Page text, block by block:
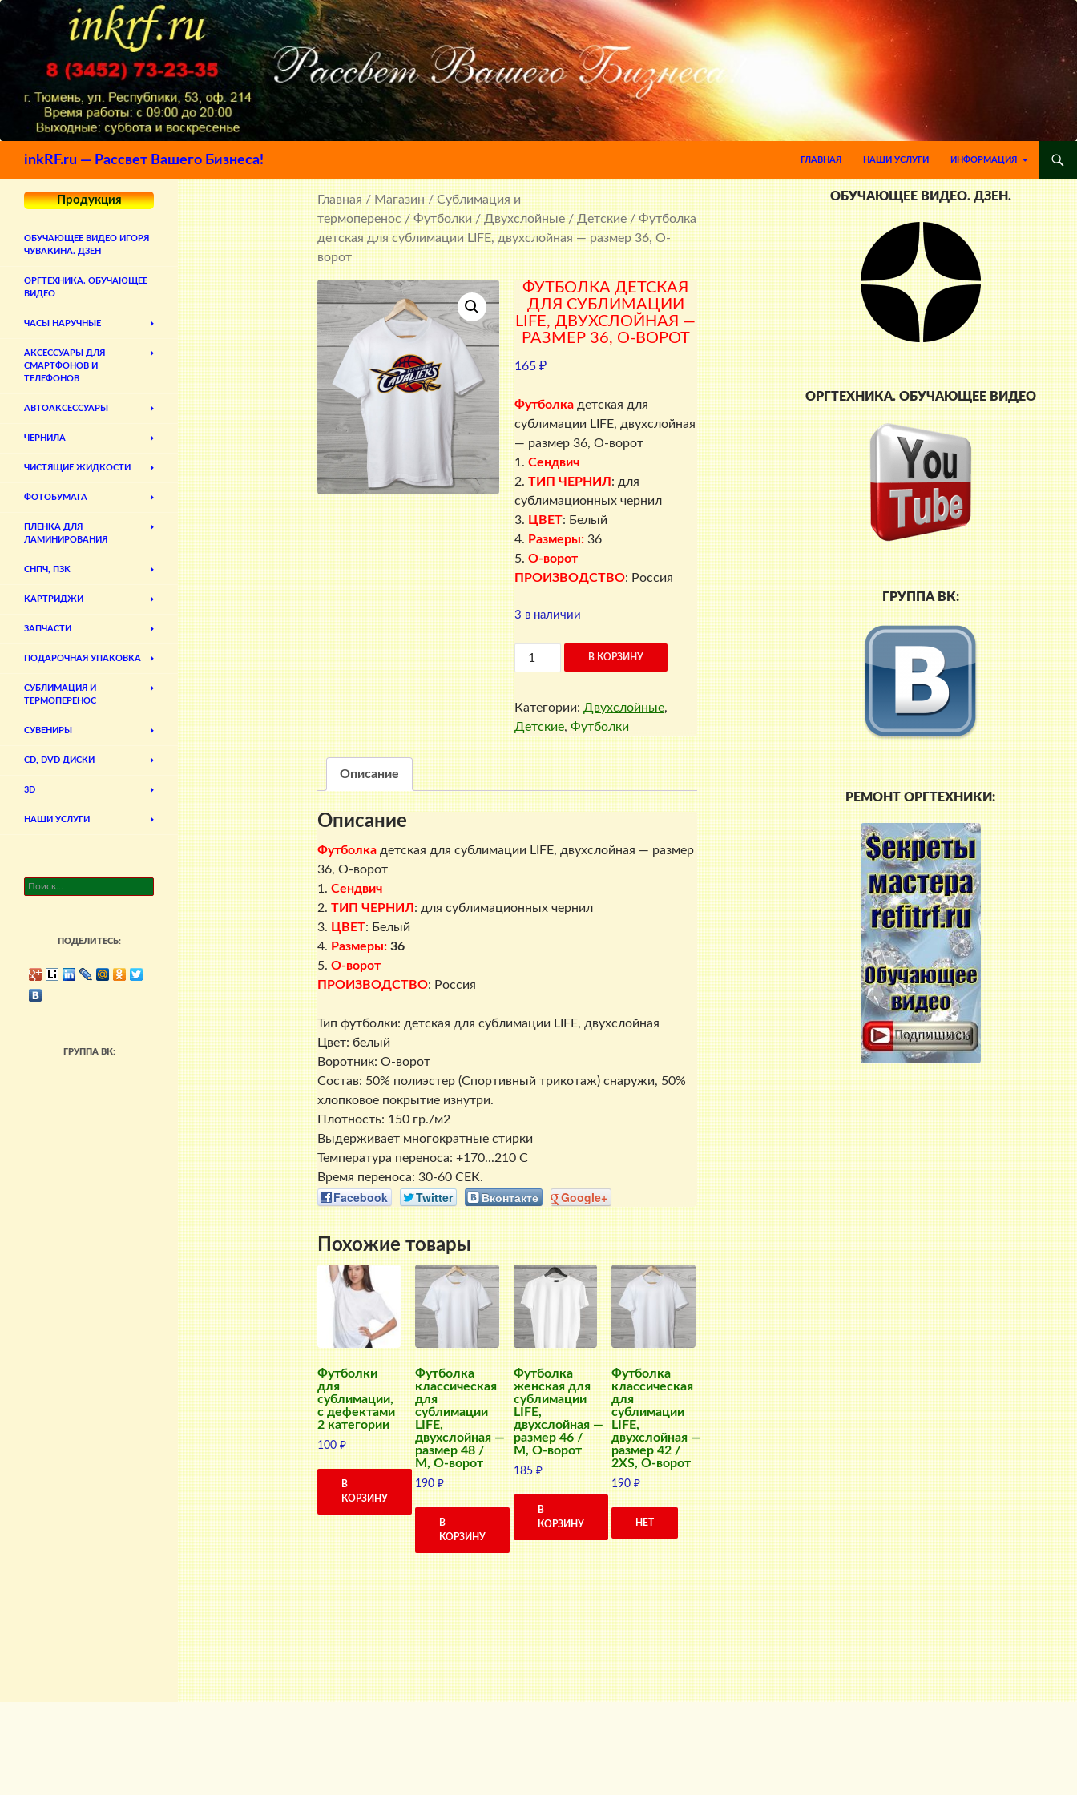
inkRF.ru — Рассвет Вашего Бизнеса!
ГЛАВНАЯ
НАШИ УСЛУГИ ИНФОРМАЦИЯ
Главная/Магазин/Сублимация и
термоперенос/Футболки/Двухслойные/Детские/ Футболка
детская для сублимации LIFE, двухслойная — размер 36, О-
ворот
ФУТБОЛКА ДЕТСКАЯ
ДЛЯ СУБЛИМАЦИИ
LIFE, ДВУХСЛОЙНАЯ —
РАЗМЕР 36, О-ВОРОТ
165₽
Футболка детская для
сублимации LIFE, двухслойная
— размер 36, О-ворот
1.Сендвич
2. ТИП ЧЕРНИЛ : для
сублимационных чернил
3. ЦВЕТ: Белый
4. Размеры: 36
5. О-ворот
ПРОИЗВОДСТВО: Россия
3 в наличии
Количество
товара
Футболка
детская
для
сублимации
LIFE,
двухслойная
-
36,
В КОРЗИНУ
Категории:Двухслойные,
Детские,Футболки
Описание
Описание
Футболкадетская для сублимации LIFE, двухслойная — размер
36, О-ворот
1. Сендвич
2. ТИП ЧЕРНИЛ : для сублимационных чернил
3. ЦВЕТ: Белый
4. Размеры: 36
5. О-ворот
ПРОИЗВОДСТВО: Россия
Тип футболки: детская для сублимации LIFE, двухслойная
Цвет: белый
Воротник: О-ворот
Состав: 50% полиэстер (Спортивный трикотаж) снаружи, 50%
хлопковое покрытие изнутри.
Плотность: 150 гр./м2
Выдерживает многократные стирки
Температура переноса: +170...210 С
Время переноса: 30-60 СЕК.
Facebook Twitter Вконтакте Google+
Похожие товары
Футболки
для
сублимации,
с дефектами
2 категории
100₽
В
КОРЗИНУ
Футболка
классическая
для
сублимации
LIFE,
двухслойная —
размер 48 /
M, О-ворот
190₽
В
КОРЗИНУ
Футболка
женская для
сублимации
LIFE,
двухслойная —
размер 46 /
M, О-ворот
185₽
В
КОРЗИНУ
Футболка
классическая
для
сублимации
LIFE,
двухслойная —
размер 42 /
2XS, О-ворот
190₽
НЕТ
ОБУЧАЮЩЕЕ ВИДЕО. ДЗЕН.
ОРГТЕХНИКА. ОБУЧАЮЩЕЕ ВИДЕО
ГРУППА ВК:
РЕМОНТ ОРГТЕХНИКИ:
Продукция
ОБУЧАЮЩЕЕ ВИДЕО ИГОРЯ
ЧУВАКИНА. ДЗЕН
ОРГТЕХНИКА. ОБУЧАЮЩЕЕ
ВИДЕО
ЧАСЫ НАРУЧНЫЕ
АКСЕССУАРЫ ДЛЯ
СМАРТФОНОВ И
ТЕЛЕФОНОВ
АВТОАКСЕССУАРЫ
ЧЕРНИЛА
ЧИСТЯЩИЕ ЖИДКОСТИ
ФОТОБУМАГА
ПЛЕНКА ДЛЯ
ЛАМИНИРОВАНИЯ
СНПЧ, ПЗК
КАРТРИДЖИ
ЗАПЧАСТИ
ПОДАРОЧНАЯ УПАКОВКА
СУБЛИМАЦИЯ И
ТЕРМОПЕРЕНОС
СУВЕНИРЫ
CD, DVD ДИСКИ
3D
НАШИ УСЛУГИ
Найти:
ПОДЕЛИТЕСЬ:
ГРУППА ВК: